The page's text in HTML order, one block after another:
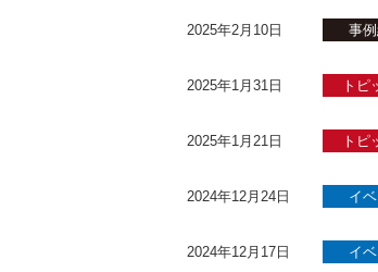
2025年2月10日 事
2025年1月31日 トピ
2025年1月21日 トピ
2024年12月24日 イ
2024年12月17日 イ